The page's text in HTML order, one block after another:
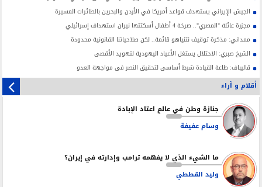
الجيش الإيراني يستهدف قواعد أمريكا في الأردن والبحرين بالطائرات المسيرة
مجزرة عائلة "المصري".. صرخة 4 أطفال أسكتتها نيران استهداف إسرائيلي
ممداني: مذكرة توقيف نتنياهو قائمة.. لكن صلاحياتنا القانونية محدودة
الشيخ صبري: الاحتلال يستغل الأعياد اليهودية لتهويد الأقصى
قاليباف: طاعة القيادة شرط أساسي لتحقيق النصر في مواجهة العدو
أقلام و آراء
جنازة وطن في عالمٍ اعتاد الإبادة
وسام عفيفة
ما الشيء الذي لا يفهمه ترامب وإدارته في إيران؟
وليد القططي